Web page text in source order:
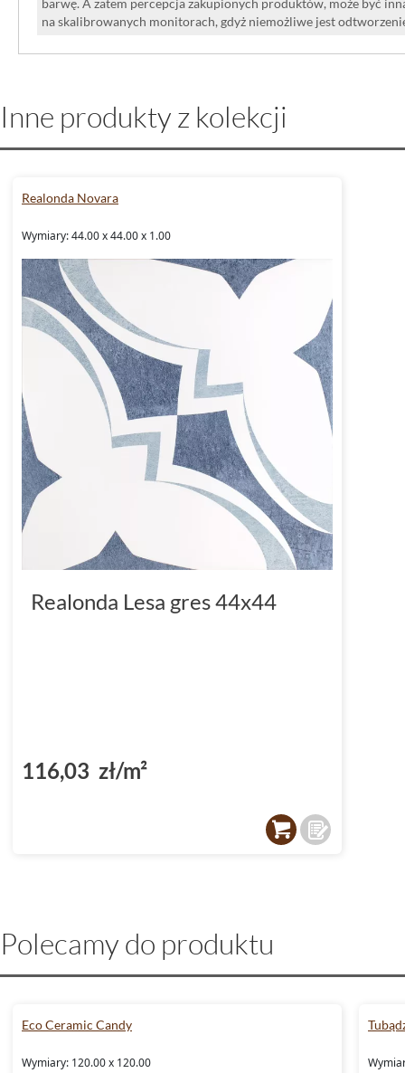
na skalibrowanych monitorach, gdyż niemożliwe jest
Inne produkty z kolekcji
Realonda Novara
Wymiary: 44.00 x 44.00 x 1.00
Realonda Lesa gres 44x44
116,03 zł/m²
Polecamy do produktu
Eco Ceramic Candy
Wymiary: 120.00 x 120.00